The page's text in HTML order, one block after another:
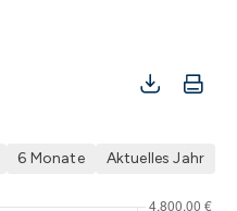
6 Monate Aktuelles Jahr